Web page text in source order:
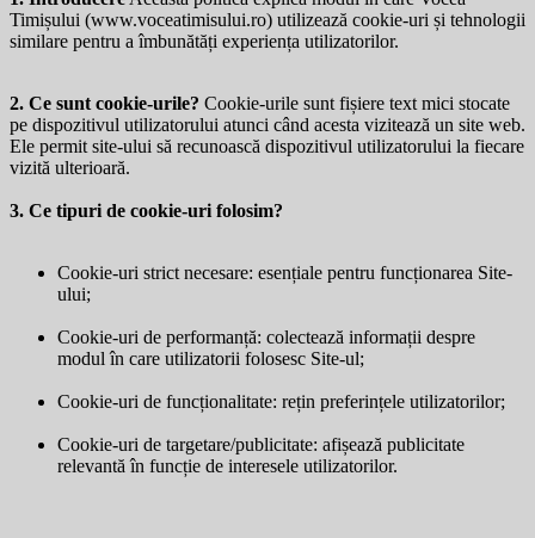
Timișului (www.voceatimisului.ro) utilizează cookie-uri și tehnologii
similare pentru a îmbunătăți experiența utilizatorilor.
2. Ce sunt cookie-urile? Cookie-urile sunt fișiere text mici stocate
pe dispozitivul utilizatorului atunci când acesta vizitează un site web.
Ele permit site-ului să recunoască dispozitivul utilizatorului la fiecare
vizită ulterioară.
3. Ce tipuri de cookie-uri folosim?
Cookie-uri strict necesare: esențiale pentru funcționarea Site-
ului;
Cookie-uri de performanță: colectează informații despre
modul în care utilizatorii folosesc Site-ul;
Cookie-uri de funcționalitate: rețin preferințele utilizatorilor;
Cookie-uri de targetare/publicitate: afișează publicitate
relevantă în funcție de interesele utilizatorilor.